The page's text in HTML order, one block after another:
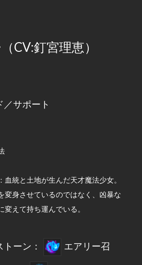
CV:釘宮理恵）
／サポート
血統と土地が生んだ天才魔法少女。
変身させているのではなく、凶暴な
変えて持ち運んでいる。
ーン： エアリー召